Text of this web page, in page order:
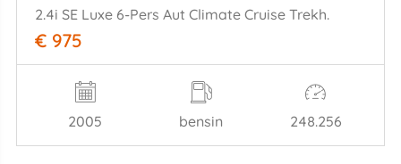
2.4i SE Luxe 6-Pers Aut Climate Cruise Trekh.
€ 975
2005 bensin 248.256